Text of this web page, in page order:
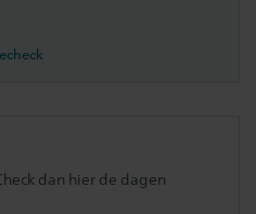
dan hier de dagen